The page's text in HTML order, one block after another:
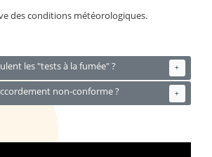
des conditions météorologiques.
les "tests à la fumée" ? +
non-conforme ? +